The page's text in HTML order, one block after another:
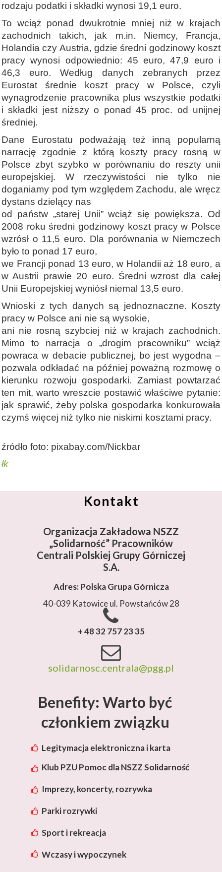
rodzaju podatki i składki wynosi 19,1 euro.
To wciąż ponad dwukrotnie mniej niż w krajach
zachodnich takich, jak m.in. Niemcy, Francja,
Holandia czy Austria, gdzie średni godzinowy koszt
pracy wynosi odpowiednio: 45 euro, 47,9 euro i
46,3 euro. Według danych zebranych przez
Eurostat średnie koszt pracy w Polsce, czyli
wynagrodzenie pracownika plus wszystkie podatki
i składki jest niższy o ponad 45 proc. od unijnej
średniej.
Dane Eurostatu podważają też inną popularną
narrację zgodnie z którą koszty pracy rosną w
Polsce zbyt szybko w porównaniu do reszty unii
europejskiej. W rzeczywistości nie tylko nie
doganiamy pod tym względem Zachodu, ale wręcz
dystans dzielący nas
od państw „starej Unii” wciąż się powiększa. Od
2008 roku średni godzinowy koszt pracy w Polsce
wzrósł o 11,5 euro. Dla porównania w Niemczech
było to ponad 17 euro,
we Francji ponad 13 euro, w Holandii aż 18 euro, a
w Austrii prawie 20 euro. Średni wzrost dla całej
Unii Europejskiej wyniósł niemal 13,5 euro.
Wnioski z tych danych są jednoznaczne. Koszty
pracy w Polsce ani nie są wysokie,
ani nie rosną szybciej niż w krajach zachodnich.
Mimo to narracja o „drogim pracowniku” wciąż
powraca w debacie publicznej, bo jest wygodna –
pozwala odkładać na później poważną rozmowę o
kierunku rozwoju gospodarki. Zamiast powtarzać
ten mit, warto wreszcie postawić właściwe pytanie:
jak sprawić, żeby polska gospodarka konkurowała
czymś więcej niż tylko nie niskimi kosztami pracy.
źródło foto: pixabay.com/Nickbar
łk
Benefity: Warto być
członkiem związku
Legitymacja elektroniczna i karta
Klub PZU Pomoc dla NSZZ Solidarność
Imprezy, koncerty, rozrywka
Parki rozrywki
Sport i rekreacja
Wczasy i wypoczynek
Kontakt
solidarnosc.centrala@pgg.pl
+ 48 32 757 23 35
Adres: Polska Grupa Górnicza
40-039 Katowice ul. Powstańców 28
Organizacja Zakładowa NSZZ
„Solidarność” Pracowników
Centrali Polskiej Grupy Górniczej
S.A.